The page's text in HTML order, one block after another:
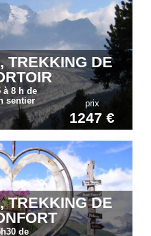
TREKKING DE
à 8 h de
sentier
prix
1247 €
TREKKING DE
de